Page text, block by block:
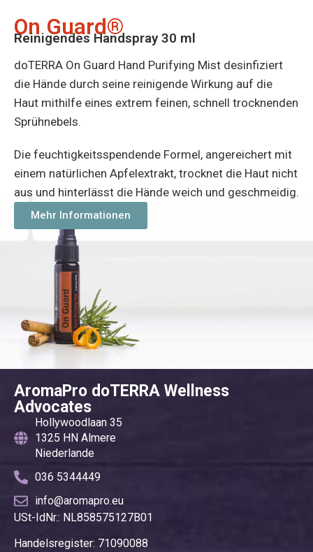
On Guard®
Reinigendes Handspray 30 ml
doTERRA On Guard Hand Purifying Mist desinfiziert
die Hände durch seine reinigende Wirkung auf die
Haut mithilfe eines extrem feinen, schnell trocknenden
Sprühnebels.
Die feuchtigkeitsspendende Formel, angereichert mit
einem natürlichen Apfelextrakt, trocknet die Haut nicht
aus und hinterlässt die Hände weich und geschmeidig.
Mehr Informationen
AromaPro doTERRA Wellness
Advocates
Hollywoodlaan 35
1325 HN Almere
Niederlande
036 5344449
info@aromapro.eu
USt-IdNr.: NL858575127B01
Handelsregister: 71090088